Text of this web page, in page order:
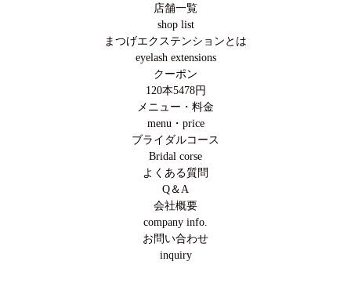
店舗一覧
shop list
まつげエクステンションとは
eyelash extensions
クーポン
120本5478円
メニュー・料金
menu・price
ブライダルコース
Bridal corse
よくある質問
Q＆A
会社概要
company info.
お問い合わせ
inquiry